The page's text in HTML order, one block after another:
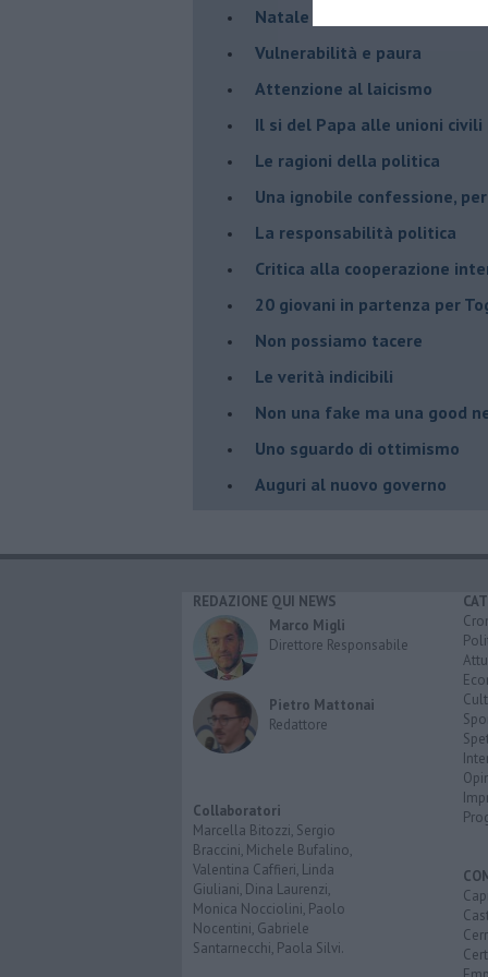
Natale e covid 19
Vulnerabilità e paura
Attenzione al laicismo
Il si del Papa alle unioni
Le ragioni della politica
​Una ignobile confessione,
La responsabilità politica
Critica alla cooperazione
20 giovani in partenza per
​Non possiamo tacere
​Le verità indicibili
Non una fake ma una good
Uno sguardo di ottimismo
Auguri al nuovo governo
REDAZIONE QUI NEWS
Marco Migli
Direttore Responsabile
Pietro Mattonai
Redattore
Collaboratori
Marcella Bitozzi, Sergio
Braccini, Michele Bufalino,
Valentina Caffieri, Linda
Giuliani, Dina Laurenzi,
Monica Nocciolini, Paolo
Nocentini, Gabriele
Santarnecchi, Paola Silvi.